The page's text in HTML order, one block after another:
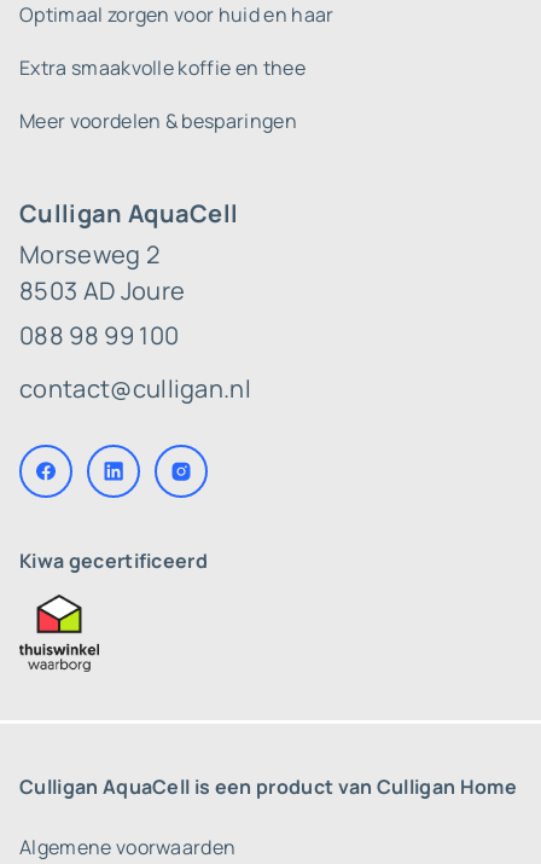
Culligan AquaCell
Morseweg 2
8503 AD Joure
088 98 99 100
contact@culligan.nl
Kiwa gecertificeerd
Optimaal zorgen voor huid en haar
Extra smaakvolle koffie en thee
Meer voordelen & besparingen
Culligan AquaCell is een product van Culligan Home
Algemene voorwaarden